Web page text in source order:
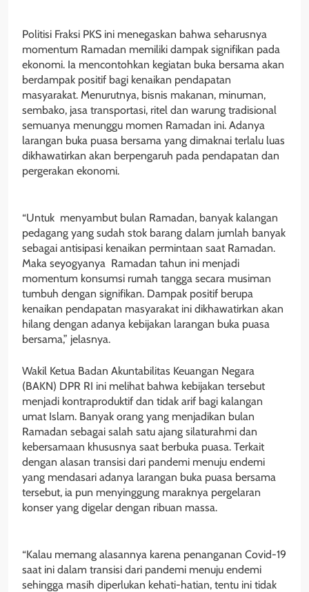
Politisi Fraksi PKS ini menegaskan bahwa seharusnya
momentum Ramadan memiliki dampak signifikan pada
ekonomi. Ia mencontohkan kegiatan buka bersama akan
berdampak positif bagi kenaikan pendapatan
masyarakat. Menurutnya, bisnis makanan, minuman,
sembako, jasa transportasi, ritel dan warung tradisional
semuanya menunggu momen Ramadan ini. Adanya
larangan buka puasa bersama yang dimaknai terlalu luas
dikhawatirkan akan berpengaruh pada pendapatan dan
pergerakan ekonomi.
“Untuk menyambut bulan Ramadan, banyak kalangan
pedagang yang sudah stok barang dalam jumlah banyak
sebagai antisipasi kenaikan permintaan saat Ramadan.
Maka seyogyanya Ramadan tahun ini menjadi
momentum konsumsi rumah tangga secara musiman
tumbuh dengan signifikan. Dampak positif berupa
kenaikan pendapatan masyarakat ini dikhawatirkan akan
hilang dengan adanya kebijakan larangan buka puasa
bersama,” jelasnya.
Wakil Ketua Badan Akuntabilitas Keuangan Negara
(BAKN) DPR RI ini melihat bahwa kebijakan tersebut
menjadi kontraproduktif dan tidak arif bagi kalangan
umat Islam. Banyak orang yang menjadikan bulan
Ramadan sebagai salah satu ajang silaturahmi dan
kebersamaan khususnya saat berbuka puasa. Terkait
dengan alasan transisi dari pandemi menuju endemi
yang mendasari adanya larangan buka puasa bersama
tersebut, ia pun menyinggung maraknya pergelaran
konser yang digelar dengan ribuan massa.
“Kalau memang alasannya karena penanganan Covid-19
saat ini dalam transisi dari pandemi menuju endemi
sehingga masih diperlukan kehati-hatian, tentu ini tidak